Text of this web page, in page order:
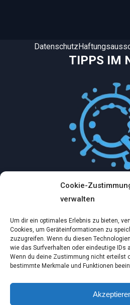
Cookie-
verwalten
Um dir ein optimales Erlebnis zu bieten,
Cookies, um Geräteinformationen zu
zuzugreifen. Wenn du diesen
wie das Surfverhalten oder eindeutige IDs
Wenn du deine Zustimmung nicht erteilst
bestimmte Merkmale und Funktionen
TIPPS IM
Datenschutz
Mythologische
Dez. 2, 2024
Ein virtueller Traum